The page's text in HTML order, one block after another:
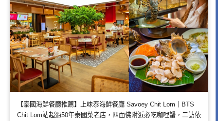
【泰國海鮮餐廳推薦】上味泰海鮮餐廳 Savoey Chit Lom｜BTS
Chit Lom站超過50年泰國菜老店，四面佛附近必吃咖哩蟹，二訪依